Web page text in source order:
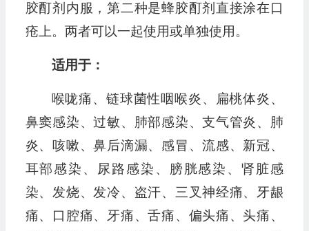
胶酊剂内服，第二种是蜂胶酊剂直接涂在口
疮上。两者可以一起使用或单独使用。
适用于：
喉咙痛、链球菌性咽喉炎、扁桃体炎、
鼻窦感染、过敏、肺部感染、支气管炎、肺
炎、咳嗽、鼻后滴漏、感冒、流感、新冠、
耳部感染、尿路感染、膀胱感染、肾脏感
染、发烧、发冷、盗汗、三叉神经痛、牙龈
痛、口腔痛、牙痛、舌痛、偏头痛、头痛、